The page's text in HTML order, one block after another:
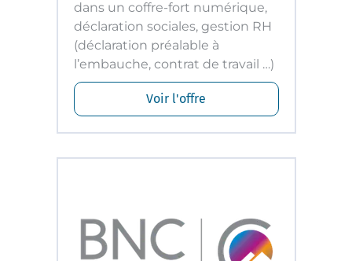
dans un coffre-fort numérique,
déclaration sociales, gestion RH
(déclaration préalable à
l’embauche, contrat de travail …)
Voir l'offre